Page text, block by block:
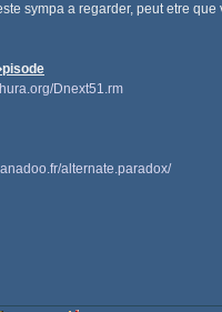
sympa a regarder, peut etre
Dnext51.rm
alternate.paradox/